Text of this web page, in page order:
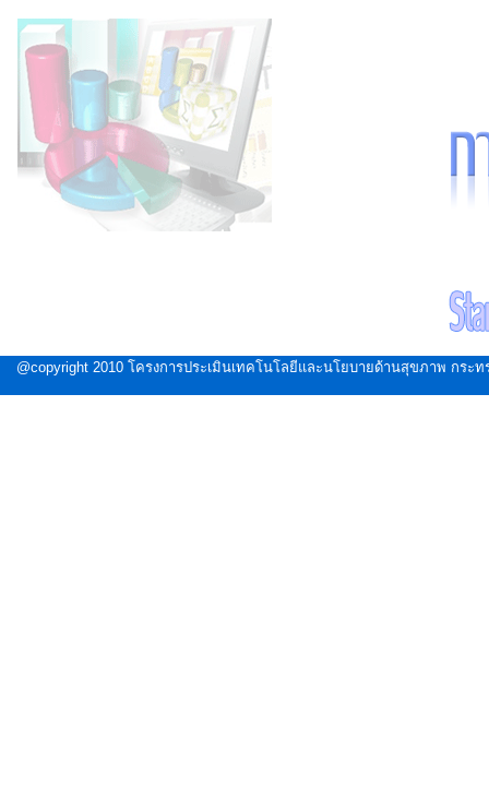
@copyright 2010 โครงการประเมินเทคโนโลยีและนโยบายด้านสุขภาพ กระ